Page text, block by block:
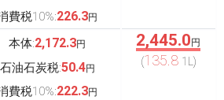
費税10%:226.3円
本体:2,172.3円
石油石炭税:50.4円
費税10%:222.3円
2,445.0 円
(135.81L)